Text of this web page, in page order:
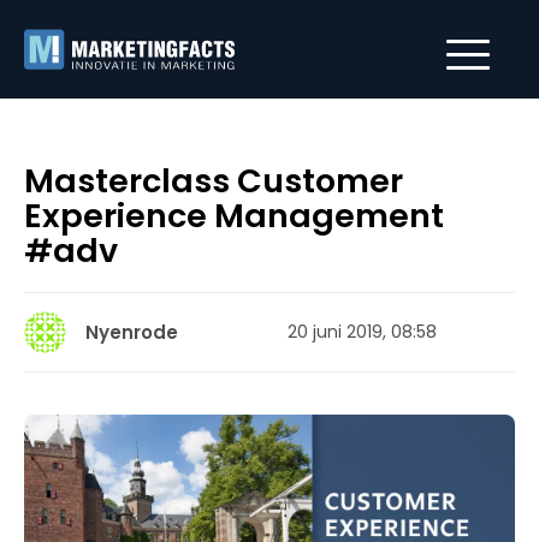
Masterclass Customer
Experience Management
#adv
Nyenrode 20 juni 2019, 08:58